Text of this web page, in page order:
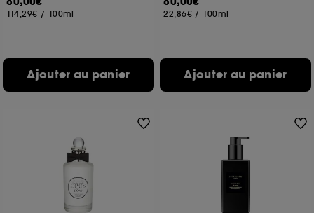
114,29€ / 100ml
Ajouter au panier
22,86€ / 100ml
Ajouter au panier